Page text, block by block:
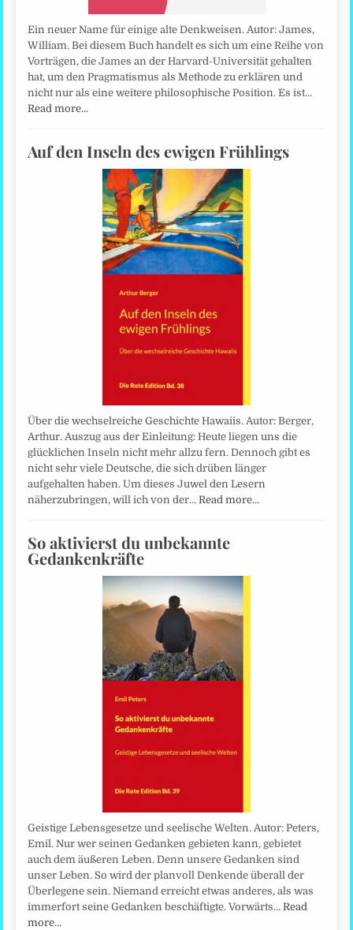
Ein neuer Name für einige alte Denkweisen. Autor: James,
William. Bei diesem Buch handelt es sich um eine Reihe von
Vorträgen, die James an der Harvard-Universität gehalten
hat, um den Pragmatismus als Methode zu erklären und
nicht nur als eine weitere philosophische Position. Es ist…
Read more…
Auf den Inseln des ewigen Frühlings
Über die wechselreiche Geschichte Hawaiis. Autor: Berger,
Arthur. Auszug aus der Einleitung: Heute liegen uns die
glücklichen Inseln nicht mehr allzu fern. Dennoch gibt es
nicht sehr viele Deutsche, die sich drüben länger
aufgehalten haben. Um dieses Juwel den Lesern
näherzubringen, will ich von der…Read more…
So aktivierst du unbekannte
Gedankenkräfte
Geistige Lebensgesetze und seelische Welten. Autor: Peters,
Emil. Nur wer seinen Gedanken gebieten kann, gebietet
auch dem äußeren Leben. Denn unsere Gedanken sind
unser Leben. So wird der planvoll Denkende überall der
Überlegene sein. Niemand erreicht etwas anderes, als was
immerfort seine Gedanken beschäftigte. Vorwärts…Read
more…